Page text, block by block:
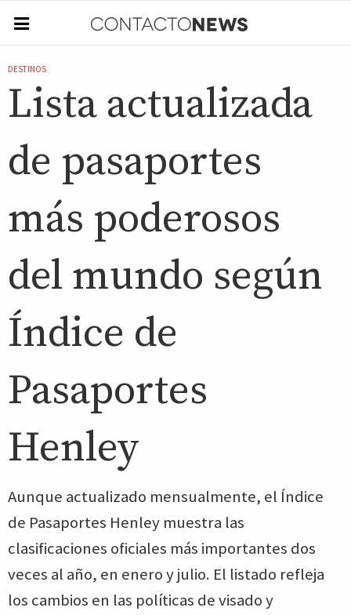
DESTINOS
Lista actualizada
de pasaportes
más poderosos
del mundo según
Índice de
Pasaportes
Henley
Aunque actualizado mensualmente, el Índice
de Pasaportes Henley muestra las
clasificaciones oficiales más importantes dos
veces al año, en enero y julio. El listado refleja
los cambios en las políticas de visado y